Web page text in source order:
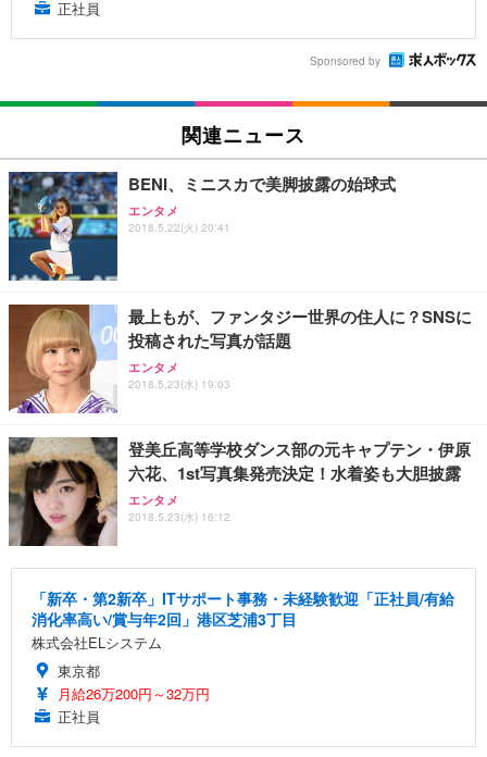
正社員
Sponsored by
関連ニュース
BENI、ミニスカで美脚披露の始球式
エンタメ
2018.5.22(火) 20:41
最上もが、ファンタジー世界の住人に？SNSに
投稿された写真が話題
エンタメ
2018.5.23(水) 19:03
登美丘高等学校ダンス部の元キャプテン・伊原
六花、1st写真集発売決定！水着姿も大胆披露
エンタメ
2018.5.23(水) 16:12
「新卒・第2新卒」ITサポート事務・未経験歓迎「正社員/有給
消化率高い/賞与年2回」港区芝浦3丁目
株式会社ELシステム
東京都
月給26万200円～32万円
正社員